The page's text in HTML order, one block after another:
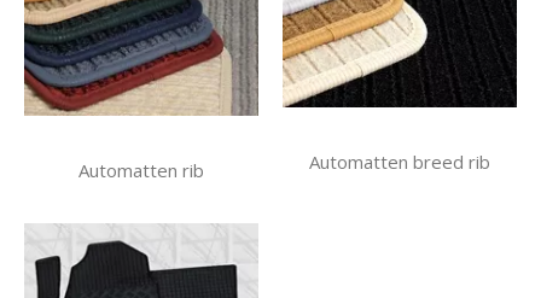
Automatten rib Automatten breed rib